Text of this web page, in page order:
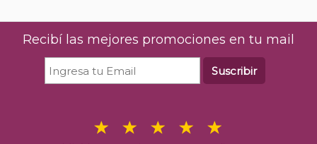
Recibí las mejores promociones en tu mail
Suscribir